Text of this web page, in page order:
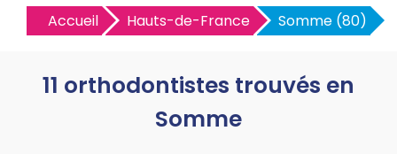
Accueil Hauts-de-France Somme (80)
11 orthodontistes trouvés en
Somme